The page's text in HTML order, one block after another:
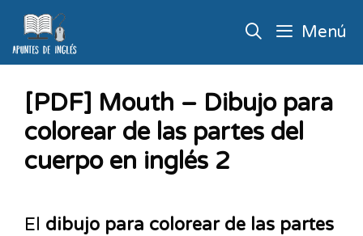
Menú
[PDF] Mouth – Dibujo para
colorear de las partes del
cuerpo en inglés 2
El dibujo para colorear de las partes